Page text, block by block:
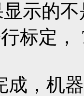
示的
标定
成，机